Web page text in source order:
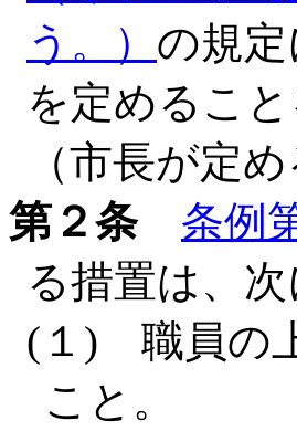
う。） の規
を定めるこ
（市長が定
第２条
条例
る措置は、
(１) 職員の
こと。